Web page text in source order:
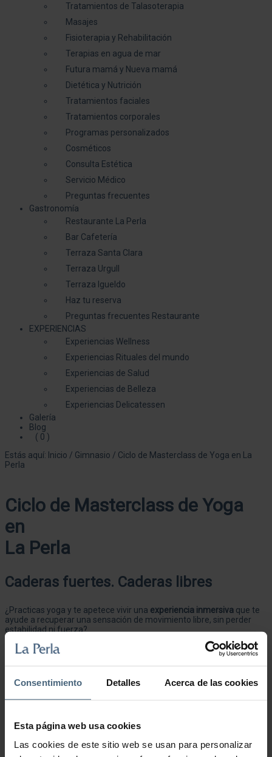
Consentimiento Detalles Acerca de las cookies
Esta página web usa cookies
Las cookies de este sitio web se usan para personalizar
Tratamientos de Talasoterapia
Masajes
Fisioterapia y Rehabilitación
Terapias en agua de mar
Futura mamá y Nueva mamá
Dietética y Nutrición
Tratamientos faciales
Tratamientos corporales
Programas personalizados
Cosméticos
Consulta Estética
Servicio Médico
Preguntas frecuentes
Gastronomía
Restaurante La Perla
Bar Cafetería
Terraza Santa Clara
Terraza Urgull
Terraza Igueldo
Haz tu reserva
Preguntas frecuentes Restaurante
EXPERIENCIAS
Experiencias Wellness
Experiencias Rituales del mundo
Experiencias de Salud
Experiencias de Belleza
Experiencias Delicatessen
Galería
Blog
( 0 )
Estás aquí: Inicio / Gimnasio / Ciclo de Masterclass de Yoga en La
Perla
Ciclo de Masterclass de Yoga
en
La Perla
Caderas fuertes. Caderas libres
¿Practicas yoga y te apetece vivir una experiencia inmersiva que te
ayude a recuperar una sensación de movimiento libre, sin perder
estabilidad ni fuerza?
¿O nunca has practicado yoga y quieres
introducirte de forma
progresiva, consciente y accesible, descubriendo todos sus
compuesto por7 masterclass y 1 workshop, impartidos porMaría
Un programa para mejorar tu